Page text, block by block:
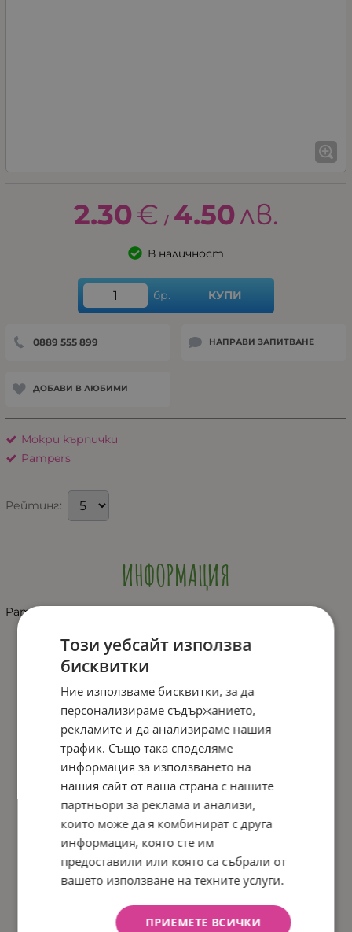
2.30€ / 4.50лв.
В наличност
бр. КУПИ
0889 555 899 НАПРАВИ ЗАПИТВАНЕ
ДОБАВИ В ЛЮБИМИ
Мокри кърпички
Pampers
Рейтинг:
ИНФОРМАЦИЯ
Pampers-мокри кърпи Sensitive XXL 80бр
Този уебсайт използва
бисквитки
Ние използваме бисквитки, за да
персонализираме съдържанието,
рекламите и да анализираме нашия
трафик. Също така споделяме
информация за използването на
нашия сайт от ваша страна с нашите
партньори за реклама и анализи,
които може да я комбинират с друга
информация, която сте им
предоставили или която са събрали от
вашето използване на техните услуги.
ПРИЕМЕТЕ ВСИЧКИ